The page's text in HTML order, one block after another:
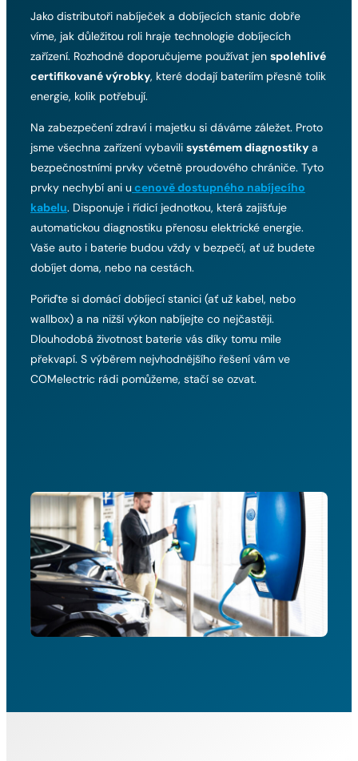
Jako distributoři nabíječek a dobíjecích stanic dobře
víme, jak důležitou roli hraje technologie dobíjecích
zařízení. Rozhodně doporučujeme používat jen spolehlivé
certifikované výrobky, které dodají bateriím přesně tolik
energie, kolik potřebují.
Na zabezpečení zdraví i majetku si dáváme záležet. Proto
jsme všechna zařízení vybavili systémem diagnostiky a
bezpečnostními prvky včetně proudového chrániče. Tyto
prvky nechybí ani u cenově dostupného nabíjecího
kabelu. Disponuje i řídicí jednotkou, která zajišťuje
automatickou diagnostiku přenosu elektrické energie.
Vaše auto i baterie budou vždy v bezpečí, ať už budete
dobíjet doma, nebo na cestách.
Pořiďte si domácí dobíjecí stanici (ať už kabel, nebo
wallbox) a na nižší výkon nabíjejte co nejčastěji.
Dlouhodobá životnost baterie vás díky tomu mile
překvapí. S výběrem nejvhodnějšího řešení vám ve
COMelectric rádi pomůžeme, stačí se ozvat.